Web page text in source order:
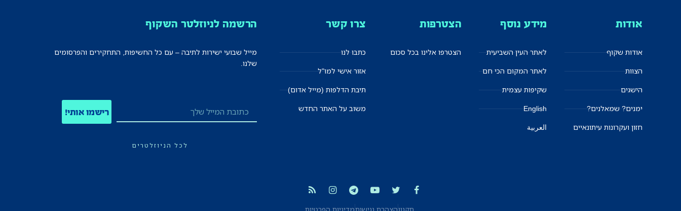
אודות
אודות שקוף
הצוות
הישגים
ימנים? שמאלנים?
חזון ועקרונות עיתונאיים
מידע נוסף
לאתר העין השביעית
לאתר המקום הכי חם
שקיפות עצמית
English
العربية
הצטרפות
הצטרפו אלינו בכל סכום
צרו קשר
כתבו לנו
אזור אישי למו"ל
תיבת הדלפות (מייל אדום)
משוב על האתר החדש
הרשמה לניוזלטר השקוף
מייל שבועי ישירות לתיבה – עם כל החשיפות, התחקירים והפרסומים
שלנו.
רישמו אותי!
לכל הניוזלטרים
תקנוןהצהרת נגישותמדיניות הפרטיות